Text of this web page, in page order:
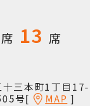
13 席
十三本町1丁目
号[
MAP ]